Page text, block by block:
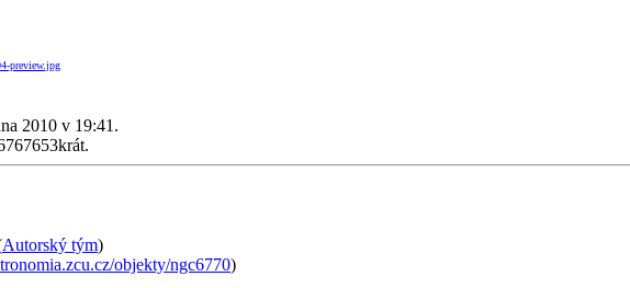
for the EU cookie law
preview.jpg
2010 v 19:41.
Autorský tým)
objekty/ngc6770)